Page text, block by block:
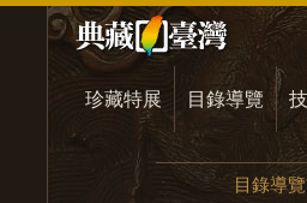
珍藏特展 目錄導覽
目錄導